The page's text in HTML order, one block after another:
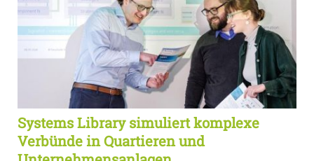
Systems Library simuliert komplexe
Verbünde in Quartieren und